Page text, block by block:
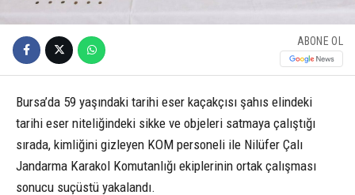
ABONE OL
Bursa’da 59 yaşındaki tarihi eser kaçakçısı şahıs elindeki
tarihi eser niteliğindeki sikke ve objeleri satmaya çalıştığı
sırada, kimliğini gizleyen KOM personeli ile Nilüfer Çalı
Jandarma Karakol Komutanlığı ekiplerinin ortak çalışması
sonucu suçüstü yakalandı.